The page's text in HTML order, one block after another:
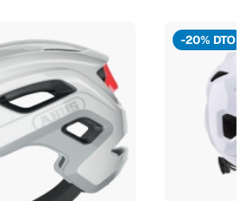
-20% DTO